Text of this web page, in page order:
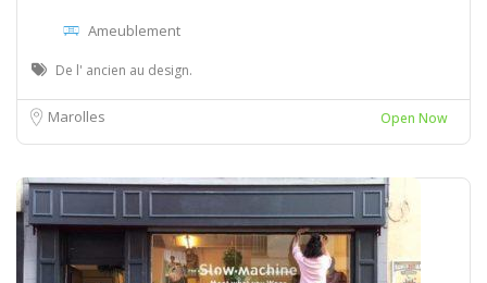
Ameublement
De l' ancien au design.
Marolles Open Now